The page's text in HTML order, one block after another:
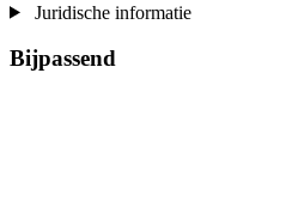
Juridische informatie
Bijpassend